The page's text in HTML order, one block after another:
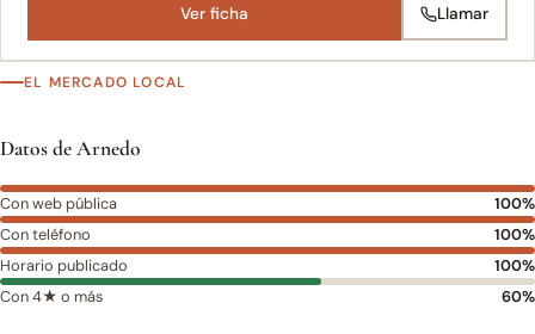
Ver ficha Llamar
EL MERCADO LOCAL
Datos de Arnedo
Con web pública
100%
Con teléfono
100%
Horario publicado
100%
Con 4★ o más
60%